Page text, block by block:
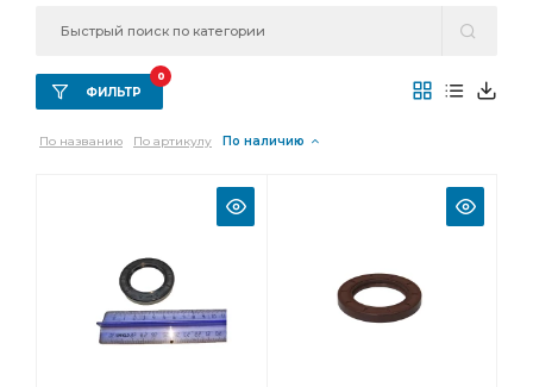
ФИЛЬТР
0
По названию По артикулу По наличию